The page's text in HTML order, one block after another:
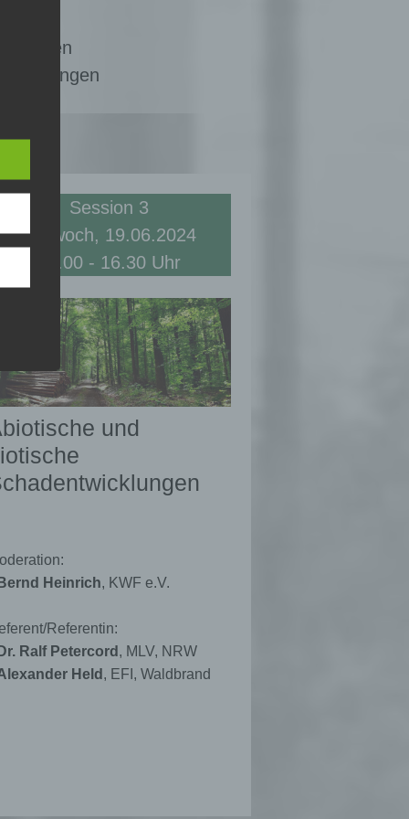
Session 3
Mittwoch, 19.06.2024
15.00 - 16.30 Uhr
und
Heinrich, KWF e.V.
Referentin:
Dr. Ralf Petercord , MLV, NRW
Held , EFI, Waldbrand
in